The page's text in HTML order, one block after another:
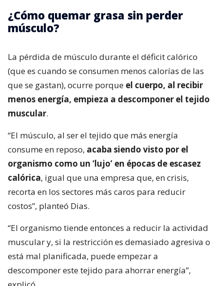
¿Cómo quemar grasa sin perder
músculo?
La pérdida de músculo durante el déficit calórico
(que es cuando se consumen menos calorías de las
que se gastan), ocurre porque el cuerpo, al recibir
menos energía, empieza a descomponer el tejido
muscular.
“El músculo, al ser el tejido que más energía
consume en reposo, acaba siendo visto por el
organismo como un ‘lujo’ en épocas de escasez
calórica, igual que una empresa que, en crisis,
recorta en los sectores más caros para reducir
costos”, planteó Dias.
“El organismo tiende entonces a reducir la actividad
muscular y, si la restricción es demasiado agresiva o
está mal planificada, puede empezar a
descomponer este tejido para ahorrar energía”,